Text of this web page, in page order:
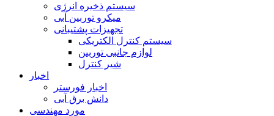
سیستم ذخیره انرژی
میکرو توربین آبی
تجهیزات پشتیبانی
سیستم کنترل الکتریکی
لوازم جانبی توربین
شیر کنترل
اخبار
اخبار فورستر
دانش برق آبی
مورد مهندسی